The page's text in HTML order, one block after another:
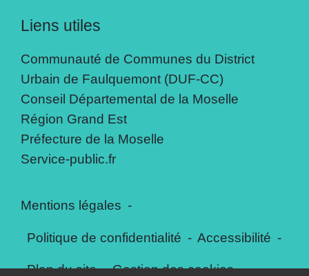
Liens utiles
Communauté de Communes du District
Urbain de Faulquemont (DUF-CC)
Conseil Départemental de la Moselle
Région Grand Est
Préfecture de la Moselle
Service-public.fr
Mentions légales -
Politique de confidentialité - Accessibilité -
Plan du site - Gestion des cookies